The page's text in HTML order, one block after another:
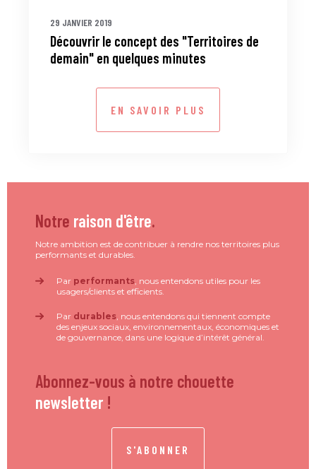
29 JANVIER 2019
Découvrir le concept des "Territoires de
demain" en quelques minutes
EN SAVOIR PLUS
Notre raison d'être.
Notre ambition est de contribuer à rendre nos territoires plus
performants et durables.
Par performants, nous entendons utiles pour les
usagers/clients et efficients.
Par durables, nous entendons qui tiennent compte
des enjeux sociaux, environnementaux, économiques et
de gouvernance, dans une logique d’intérêt général.
Abonnez-vous à notre chouette
newsletter !
S'ABONNER